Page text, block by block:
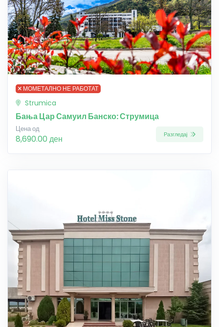
МОМЕТАЛНО НЕ РАБОТАТ
Strumica
Бања Цар Самуил Банско: Струмица
Цена од
8,690.00 ден Разгледај